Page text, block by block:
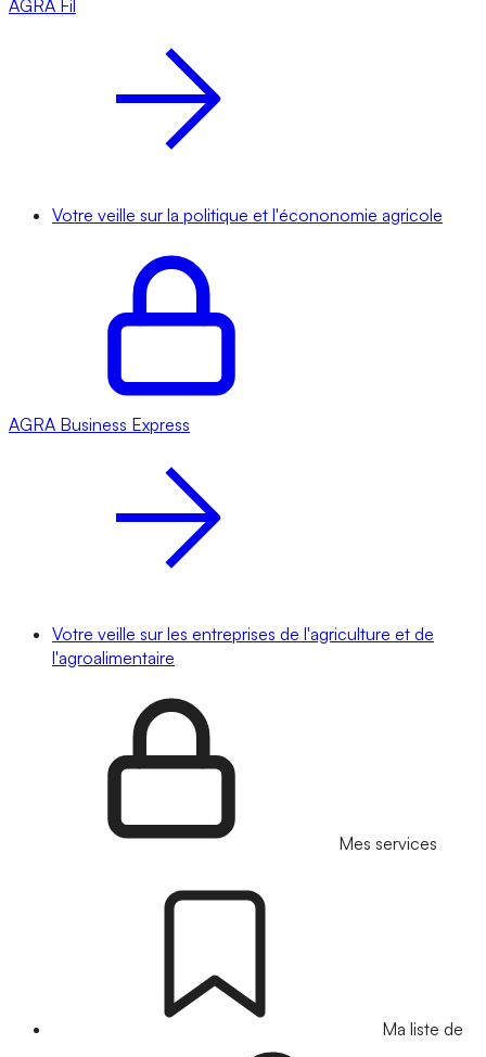
AGRA Fil
Votre veille sur la politique et l'écononomie agricole
AGRA Business Express
Votre veille sur les entreprises de l'agriculture et de
l'agroalimentaire
Mes services
Ma liste de